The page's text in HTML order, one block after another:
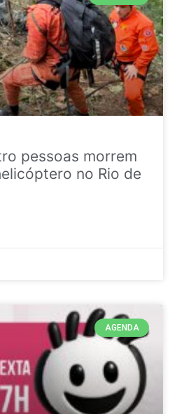
pessoas morrem
no Rio de
AGENDA